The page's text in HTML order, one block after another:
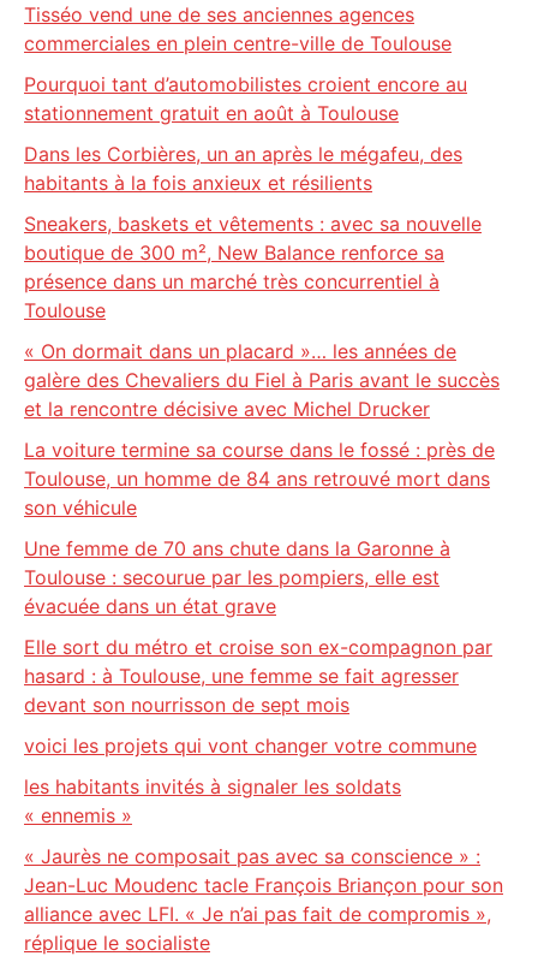
Tisséo vend une de ses anciennes agences
commerciales en plein centre-ville de Toulouse
Pourquoi tant d’automobilistes croient encore au
stationnement gratuit en août à Toulouse
Dans les Corbières, un an après le mégafeu, des
habitants à la fois anxieux et résilients
Sneakers, baskets et vêtements : avec sa nouvelle
boutique de 300 m², New Balance renforce sa
présence dans un marché très concurrentiel à
Toulouse
« On dormait dans un placard »… les années de
galère des Chevaliers du Fiel à Paris avant le succès
et la rencontre décisive avec Michel Drucker
La voiture termine sa course dans le fossé : près de
Toulouse, un homme de 84 ans retrouvé mort dans
son véhicule
Une femme de 70 ans chute dans la Garonne à
Toulouse : secourue par les pompiers, elle est
évacuée dans un état grave
Elle sort du métro et croise son ex-compagnon par
hasard : à Toulouse, une femme se fait agresser
devant son nourrisson de sept mois
voici les projets qui vont changer votre commune
les habitants invités à signaler les soldats
« ennemis »
« Jaurès ne composait pas avec sa conscience » :
Jean-Luc Moudenc tacle François Briançon pour son
alliance avec LFI. « Je n’ai pas fait de compromis »,
réplique le socialiste